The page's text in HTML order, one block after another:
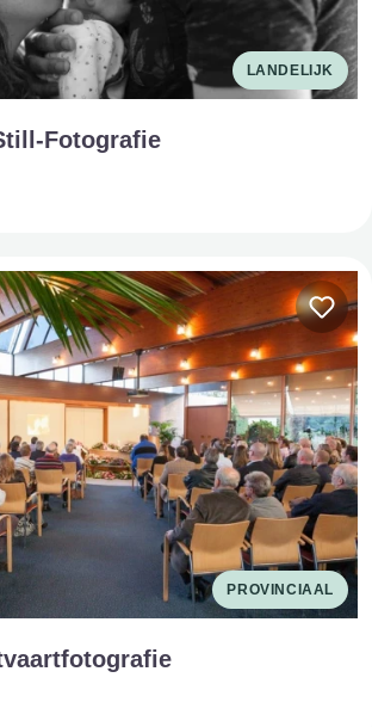
LANDELIJK
Fotografie
PROVINCIAAL